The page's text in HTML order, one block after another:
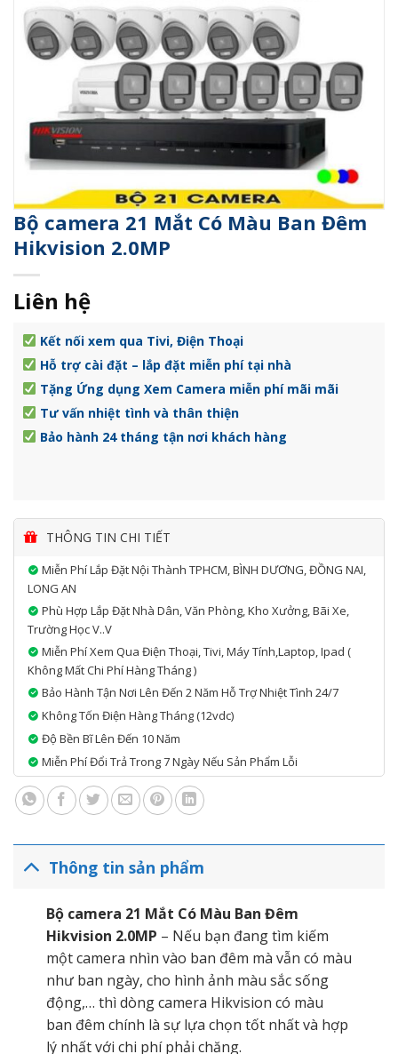
Bộ camera 21 Mắt Có Màu Ban Đêm
Hikvision 2.0MP
Liên hệ
Kết nối xem qua Tivi, Điện Thoại
Hỗ trợ cài đặt – lắp đặt miễn phí tại nhà
Tặng Ứng dụng Xem Camera miễn phí mãi mãi
Tư vấn nhiệt tình và thân thiện
Bảo hành 24 tháng tận nơi khách hàng
THÔNG TIN CHI TIẾT
Miễn Phí Lắp Đặt Nội Thành TPHCM, BÌNH DƯƠNG, ĐỒNG NAI,
LONG AN
Phù Hợp Lắp Đặt Nhà Dân, Văn Phòng, Kho Xưởng, Bãi Xe,
Trường Học V..v
Miễn Phí Xem Qua Điện Thoại, Tivi, Máy Tính,laptop, Ipad (
Không Mất Chi Phí Hàng Tháng )
Bảo Hành Tận Nơi Lên Đến 2 Năm Hỗ Trợ Nhiệt Tình 24/7
Không Tốn Điện Hàng Tháng (12vdc)
Độ Bền Bĩ Lên Đến 10 Năm
Miễn Phí Đổi Trả Trong 7 Ngày Nếu Sản Phẩm Lỗi
Thông tin sản phẩm
Bộ camera 21 Mắt Có Màu Ban Đêm
Hikvision 2.0MP – Nếu bạn đang tìm kiếm
một camera nhìn vào ban đêm mà vẫn có màu
như ban ngày, cho hình ảnh màu sắc sống
động,… thì dòng camera Hikvision có màu
ban đêm chính là sự lựa chọn tốt nhất và hợp
lý nhất với chi phí phải chăng.